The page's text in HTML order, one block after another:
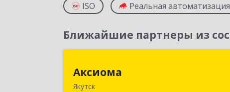
ISO Реальная автоматизация
Ближайшие партнеры из
Аксиома
Якутск677000, Саха /Якутия/ Респ, Якутск г,